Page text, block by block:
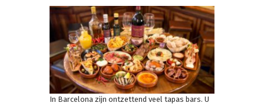
In Barcelona zijn ontzettend veel tapas bars. U